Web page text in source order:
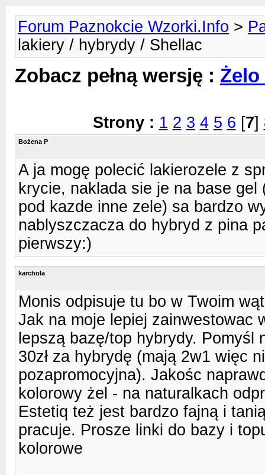
Forum Paznokcie Wzorki.Info >
lakiery / hybrydy / Shellac
Zobacz pełną wersję :
Strony : 1 2 3 4 5 6 [7]
Bożena P
A ja mogę polecić lakierozele z
krycie, naklada sie je na base
pod kazde inne zele) sa bardzo
nablyszczacza do hybryd z pina
pierwszy:)
karchola
Monis odpisuje tu bo w Twoim
Jak na moje lepiej zainwestowac
lepszą bazę/top hybrydy.
30zł za hybrydę (mają 2w1 więc
pozapromocyjna). Jakośc
kolorowy żel - na naturalkach
Estetiq też jest bardzo fajną i
pracuje. Prosze linki do bazy i
kolorowe